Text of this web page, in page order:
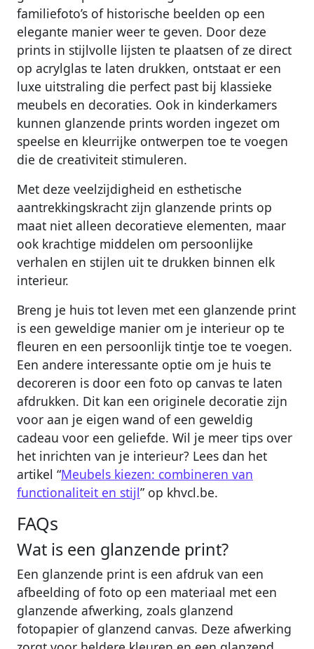
familiefoto’s of historische beelden op een
elegante manier weer te geven. Door deze
prints in stijlvolle lijsten te plaatsen of ze direct
op acrylglas te laten drukken, ontstaat er een
luxe uitstraling die perfect past bij klassieke
meubels en decoraties. Ook in kinderkamers
kunnen glanzende prints worden ingezet om
speelse en kleurrijke ontwerpen toe te voegen
die de creativiteit stimuleren.
Met deze veelzijdigheid en esthetische
aantrekkingskracht zijn glanzende prints op
maat niet alleen decoratieve elementen, maar
ook krachtige middelen om persoonlijke
verhalen en stijlen uit te drukken binnen elk
interieur.
Breng je huis tot leven met een glanzende print
is een geweldige manier om je interieur op te
fleuren en een persoonlijk tintje toe te voegen.
Een andere interessante optie om je huis te
decoreren is door een foto op canvas te laten
afdrukken. Dit kan een originele decoratie zijn
voor aan je eigen wand of een geweldig
cadeau voor een geliefde. Wil je meer tips over
het inrichten van je interieur? Lees dan het
artikel “Meubels kiezen: combineren van
functionaliteit en stijl” op khvcl.be.
FAQs
Wat is een glanzende print?
Een glanzende print is een afdruk van een
afbeelding of foto op een materiaal met een
glanzende afwerking, zoals glanzend
fotopapier of glanzend canvas. Deze afwerking